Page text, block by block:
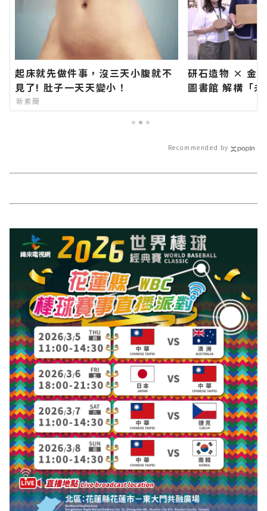
起床就先做件事，沒三天小腹就不
見了! 肚子一天天變小！
新素簡
研石造物 × 金
圖書館 解構「
快速的今日新聞
Recommended by